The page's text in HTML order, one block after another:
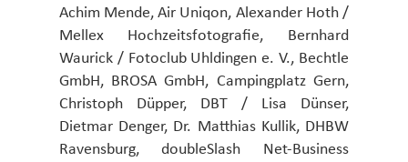
Achim Mende, Air Uniqon, Alexander Hoth /
Mellex Hochzeitsfotografie, Bernhard
Waurick / Fotoclub Uhldingen e. V., Bechtle
GmbH, BROSA GmbH, Campingplatz Gern,
Christoph Düpper, DBT / Lisa Dünser,
Dietmar Denger, Dr. Matthias Kullik, DHBW
Ravensburg, doubleSlash Net-Business